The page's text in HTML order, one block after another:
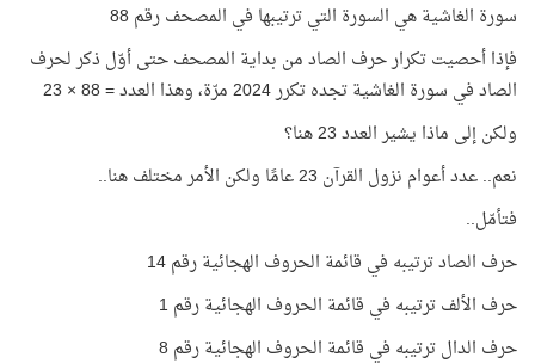
سورة الغاشية هي السورة التي ترتيبها في المصحف رقم 88
فإذا أحصيت تكرار حرف الصاد من بداية المصحف حتى أوّل ذكر لحرف
الصاد في سورة الغاشية تجده تكرر 2024 مرّة، وهذا العدد = 88 × 23
ولكن إلى ماذا يشير العدد 23 هنا؟
نعم.. عدد أعوام نزول القرآن 23 عامًا ولكن الأمر مختلف هنا..
فتأمّل..
حرف الصاد ترتيبه في قائمة الحروف الهجائية رقم 14
حرف الألف ترتيبه في قائمة الحروف الهجائية رقم 1
حرف الدال ترتيبه في قائمة الحروف الهجائية رقم 8